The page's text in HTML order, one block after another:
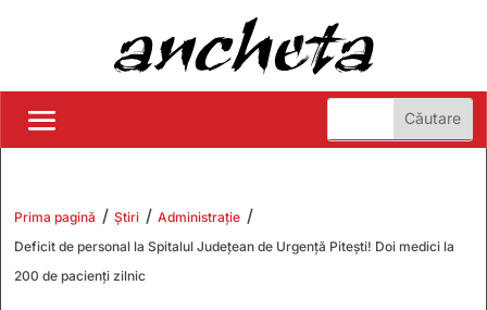
Prima pagină / Știri / Administrație /
Deficit de personal la Spitalul Județean de Urgență Pitești! Doi medici la
200 de pacienți zilnic